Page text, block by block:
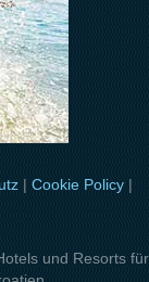
| Cookie Policy|
und Resorts für